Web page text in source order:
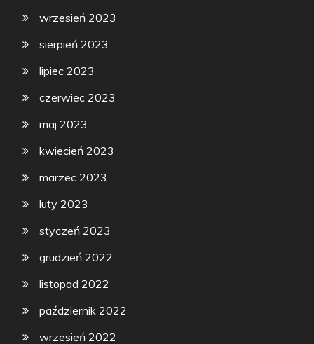
wrzesień 2023
sierpień 2023
lipiec 2023
czerwiec 2023
maj 2023
kwiecień 2023
marzec 2023
luty 2023
styczeń 2023
grudzień 2022
listopad 2022
październik 2022
wrzesień 2022